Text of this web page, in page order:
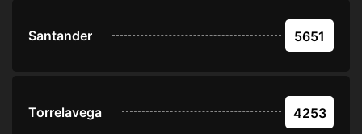
Santander 5651
Torrelavega 4253